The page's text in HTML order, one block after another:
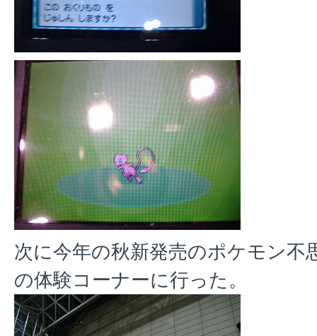
次に今年の秋新発売のポケモン不
の体験コーナーに行った。